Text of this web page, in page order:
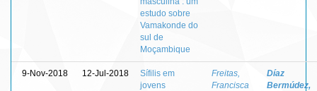
estudo sobre
Vamakonde do
sul de
Moçambique
9-Nov-2018 12-Jul-2018
Sífilis em
jovens
Freitas,
Francisca
Díaz
Bermúdez,